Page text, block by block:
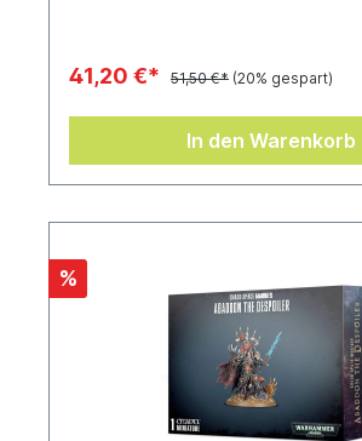
41,20 €* 51,50 €* (20% gespart)
In den Warenkorb
%